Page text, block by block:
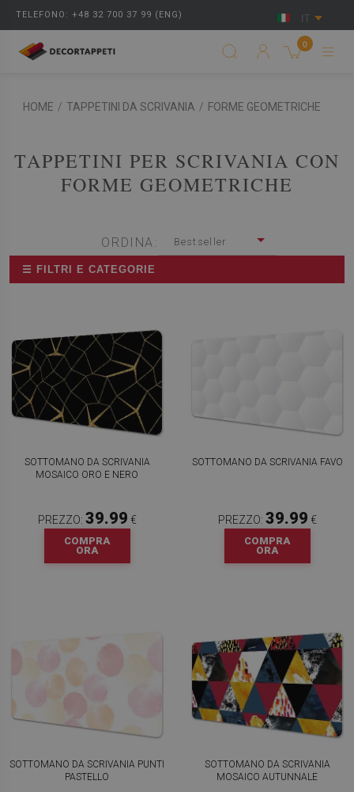
TELEFONO: +48 32 700 37 99 (ENG)
0
HOME / TAPPETINI DA SCRIVANIA / FORME GEOMETRICHE
TAPPETINI PER SCRIVANIA CON
FORME GEOMETRICHE
ORDINA: Bestseller
☰ FILTRI E CATEGORIE
SOTTOMANO DA SCRIVANIA
MOSAICO ORO E NERO
PREZZO: 39.99 €
COMPRA
ORA
SOTTOMANO DA SCRIVANIA FAVO
PREZZO: 39.99 €
COMPRA
ORA
SOTTOMANO DA SCRIVANIA PUNTI
PASTELLO
SOTTOMANO DA SCRIVANIA
MOSAICO AUTUNNALE